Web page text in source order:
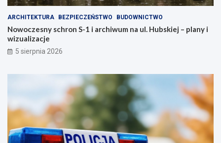
ARCHITEKTURA BEZPIECZEŃSTWO BUDOWNICTWO
Nowoczesny schron S-1 i archiwum na ul. Hubskiej – plany i
wizualizacje
5 sierpnia 2026